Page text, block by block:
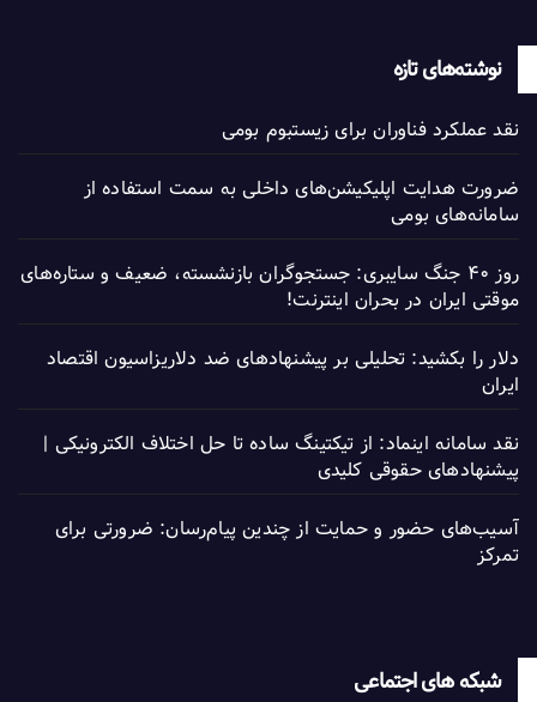
نوشته‌های تازه
نقد عملکرد فناوران برای زیستبوم بومی
ضرورت هدایت اپلیکیشن‌های داخلی به سمت استفاده از
سامانه‌های بومی
روز ۴۰ جنگ سایبری: جستجوگران بازنشسته، ضعیف و ستاره‌های
موقتی ایران در بحران اینترنت!
دلار را بکشید: تحلیلی بر پیشنهادهای ضد دلاریزاسیون اقتصاد
ایران
نقد سامانه اینماد: از تیکتینگ ساده تا حل اختلاف الکترونیکی |
پیشنهادهای حقوقی کلیدی
آسیب‌های حضور و حمایت از چندین پیام‌رسان: ضرورتی برای
تمرکز
شبکه های اجتماعی